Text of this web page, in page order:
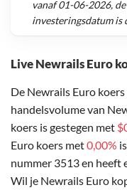
Live Newrails Euro
De Newrails Euro
handelsvolume van
koers is gestegen met
Euro koers met0,00%
nummer 3513 en heeft
Wil je Newrails Euro
vanaf01-06-2026,
investeringsdatum is